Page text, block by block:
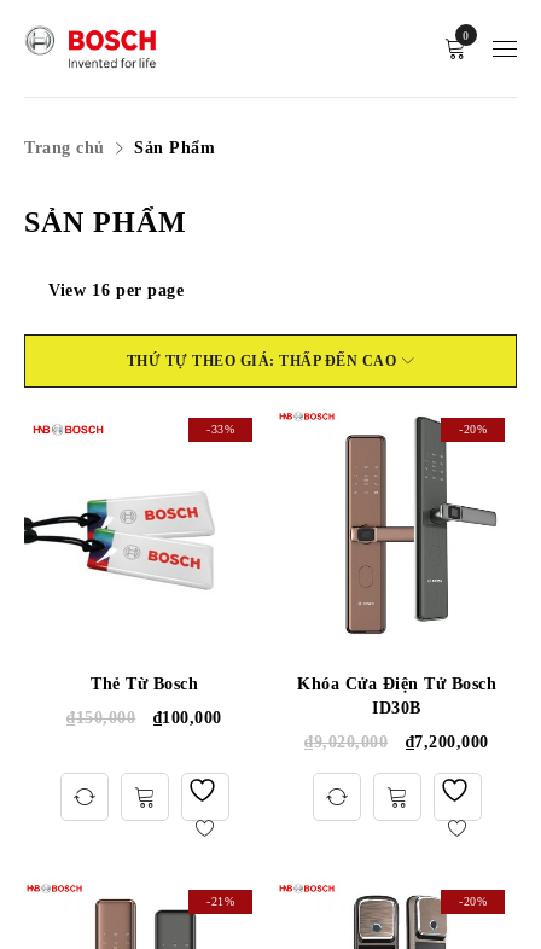
0
Trang chủ Sản Phẩm
SẢN PHẨM
THỨ TỰ THEO GIÁ: THẤP ĐẾN CAO
View 16 per page
-33%
Thẻ Từ Bosch
₫150,000 ₫100,000
-20%
Khóa Cửa Điện Tử Bosch
ID30B
₫9,020,000 ₫7,200,000
-21% -20%